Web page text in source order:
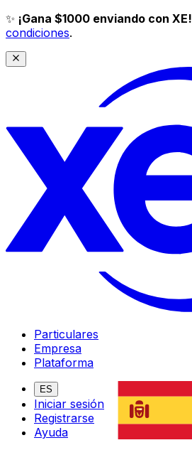
✨ ¡Gana $1000 enviando con XE!
condiciones.
Particulares
Empresa
Plataforma
ES
Iniciar sesión
Registrarse
Ayuda